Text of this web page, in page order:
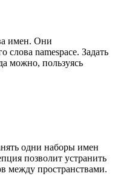
имен. Они
namespace. Задать
можно, пользуясь
одни наборы имен
позволит устранить
между пространствами.